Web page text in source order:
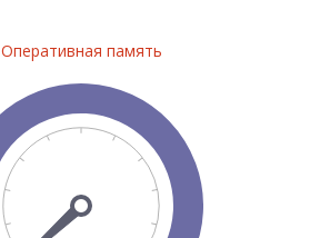
Оперативная память